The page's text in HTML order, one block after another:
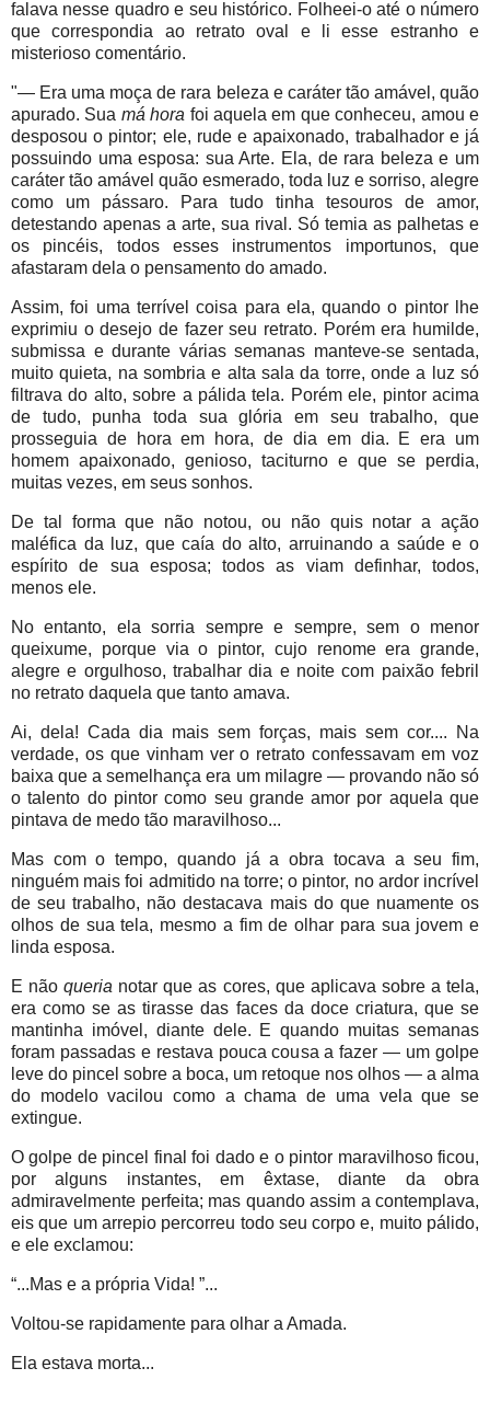
falava nesse quadro e seu histórico. Folheei-o até o número
que correspondia ao retrato oval e li esse estranho e
misterioso comentário.
"— Era uma moça de rara beleza e caráter tão amável, quão
apurado. Sua má hora foi aquela em que conheceu, amou e
desposou o pintor; ele, rude e apaixonado, trabalhador e já
possuindo uma esposa: sua Arte. Ela, de rara beleza e um
caráter tão amável quão esmerado, toda luz e sorriso, alegre
como um pássaro. Para tudo tinha tesouros de amor,
detestando apenas a arte, sua rival. Só temia as palhetas e
os pincéis, todos esses instrumentos importunos, que
afastaram dela o pensamento do amado.
Assim, foi uma terrível coisa para ela, quando o pintor lhe
exprimiu o desejo de fazer seu retrato. Porém era humilde,
submissa e durante várias semanas manteve-se sentada,
muito quieta, na sombria e alta sala da torre, onde a luz só
filtrava do alto, sobre a pálida tela. Porém ele, pintor acima
de tudo, punha toda sua glória em seu trabalho, que
prosseguia de hora em hora, de dia em dia. E era um
homem apaixonado, genioso, taciturno e que se perdia,
muitas vezes, em seus sonhos.
De tal forma que não notou, ou não quis notar a ação
maléfica da luz, que caía do alto, arruinando a saúde e o
espírito de sua esposa; todos as viam definhar, todos,
menos ele.
No entanto, ela sorria sempre e sempre, sem o menor
queixume, porque via o pintor, cujo renome era grande,
alegre e orgulhoso, trabalhar dia e noite com paixão febril
no retrato daquela que tanto amava.
Ai, dela! Cada dia mais sem forças, mais sem cor.... Na
verdade, os que vinham ver o retrato confessavam em voz
baixa que a semelhança era um milagre — provando não só
o talento do pintor como seu grande amor por aquela que
pintava de medo tão maravilhoso...
Mas com o tempo, quando já a obra tocava a seu fim,
ninguém mais foi admitido na torre; o pintor, no ardor incrível
de seu trabalho, não destacava mais do que nuamente os
olhos de sua tela, mesmo a fim de olhar para sua jovem e
linda esposa.
E nãoqueria notar que as cores, que aplicava sobre a tela,
era como se as tirasse das faces da doce criatura, que se
mantinha imóvel, diante dele. E quando muitas semanas
foram passadas e restava pouca cousa a fazer — um golpe
leve do pincel sobre a boca, um retoque nos olhos — a alma
do modelo vacilou como a chama de uma vela que se
extingue.
O golpe de pincel final foi dado e o pintor maravilhoso ficou,
por alguns instantes, em êxtase, diante da obra
admiravelmente perfeita; mas quando assim a contemplava,
eis que um arrepio percorreu todo seu corpo e, muito pálido,
e ele exclamou:
“...Mas e a própria Vida! ”...
Voltou-se rapidamente para olhar a Amada.
Ela estava morta...